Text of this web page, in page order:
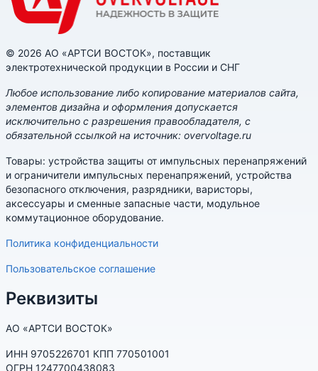
© 2026 АО «АРТСИ ВОСТОК», поставщик
электротехнической продукции в России и СНГ
Любое использование либо копирование материалов сайта,
элементов дизайна и оформления допускается
исключительно с разрешения правообладателя, с
обязательной ссылкой на источник: overvoltage.ru
Товары: устройства защиты от импульсных перенапряжений
и ограничители импульсных перенапряжений, устройства
безопасного отключения, разрядники, варисторы,
аксессуары и сменные запасные части, модульное
коммутационное оборудование.
Политика конфиденциальности
Пользовательское соглашение
Реквизиты
АО «АРТСИ ВОСТОК»
ИНН 9705226701 КПП 770501001
ОГРН 1247700438083